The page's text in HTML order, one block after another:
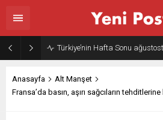
Türkiye’nin Hafta Sonu
Anasayfa
Alt Manşet
Fransa’da basın, aşırı sağcıların